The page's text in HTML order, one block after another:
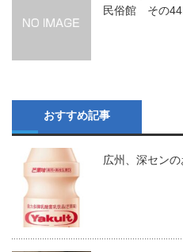
民俗館 その44
おすすめ記事
広州、深セン